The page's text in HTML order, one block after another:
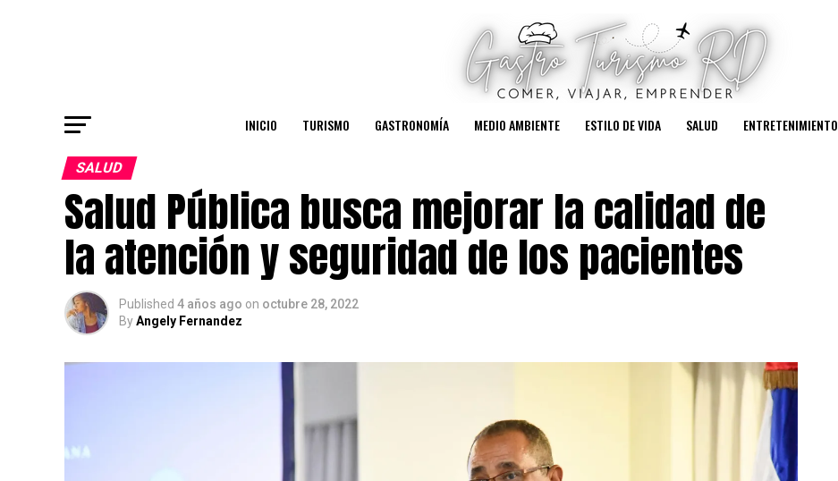
INICIO TURISMO GASTRONOMÍA MEDIO AMBIENTE ESTILO DE VIDA SALUD ENTRETENIMIENTO
SALUD
Salud Pública busca mejorar la calidad de
la atención y seguridad de los pacientes
Published 4 años ago on octubre 28, 2022
ByAngely Fernandez